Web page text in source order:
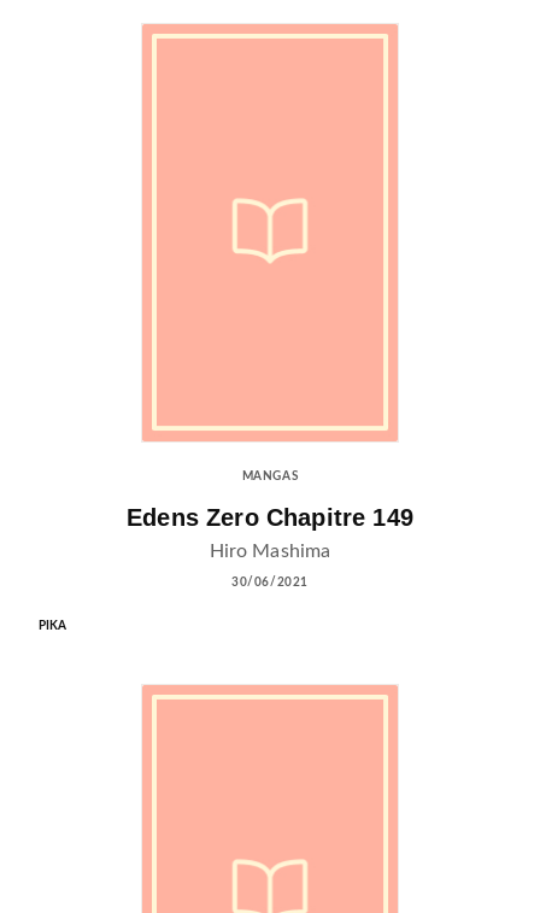
MANGAS
Edens Zero Chapitre 149
Hiro Mashima
30/06/2021
PIKA